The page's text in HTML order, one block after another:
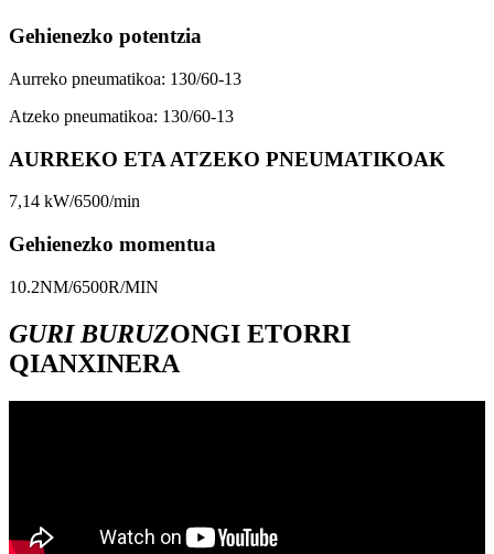
Gehienezko potentzia
Aurreko pneumatikoa: 130/60-13
Atzeko pneumatikoa: 130/60-13
AURREKO ETA ATZEKO PNEUMATIKOAK
7,14 kW/6500/min
Gehienezko momentua
10.2NM/6500R/MIN
GURI BURUZONGI ETORRI
QIANXINERA